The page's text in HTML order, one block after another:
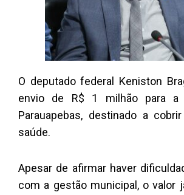
O deputado federal Keniston
envio de R$ 1 milhão para a
Parauapebas, destinado a
saúde.
Apesar de afirmar haver
com a gestão municipal, o valor